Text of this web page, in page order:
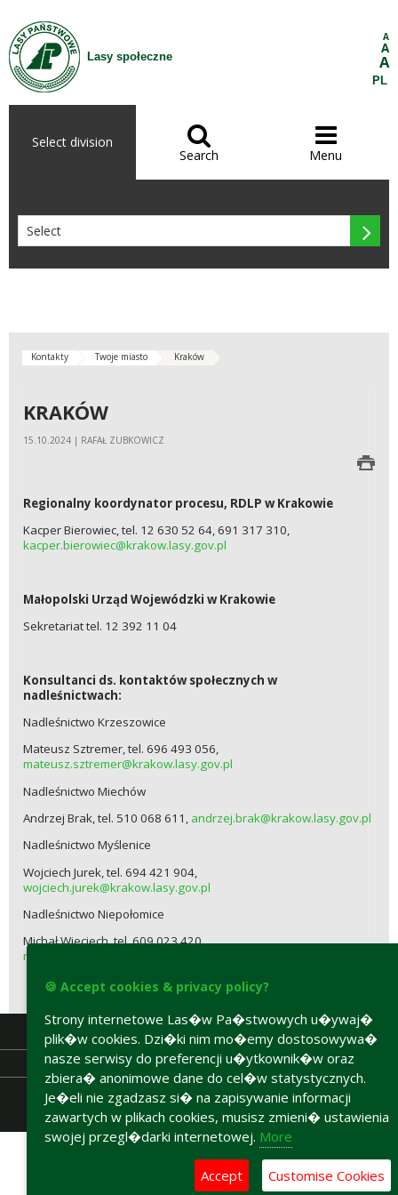
Skip to Content
Lasy społeczne
A
A
A
PL
Select division 
Search

Menu

Kontakty Twoje miasto Kraków
KRAKÓW
15.10.2024 | RAFAŁ ZUBKOWICZ
Regionalny koordynator procesu, RDLP w Krakowie
Kacper Bierowiec, tel. 12 630 52 64, 691 317 310,
kacper.bierowiec@krakow.lasy.gov.pl
Małopolski Urząd Wojewódzki w Krakowie
Sekretariat tel. 12 392 11 04
Konsultanci ds. kontaktów społecznych w
nadleśnictwach:
Nadleśnictwo Krzeszowice
Mateusz Sztremer, tel. 696 493 056,
mateusz.sztremer@krakow.lasy.gov.pl
Nadleśnictwo Miechów
Andrzej Brak, tel. 510 068 611, andrzej.brak@krakow.lasy.gov.pl
Nadleśnictwo Myślenice
Wojciech Jurek, tel. 694 421 904,
wojciech.jurek@krakow.lasy.gov.pl
Nadleśnictwo Niepołomice
Michał Wieciech, tel. 609 023 420,
michal.wieciech@krakow.lasy.gov.pl
Accesibility declaration
🍪 Accept cookies & privacy policy?
Strony internetowe Las�w Pa�stwowych u�ywaj�
plik�w cookies. Dzi�ki nim mo�emy dostosowywa�
nasze serwisy do preferencji u�ytkownik�w oraz
zbiera� anonimowe dane do cel�w statystycznych.
Je�eli nie zgadzasz si� na zapisywanie informacji
zawartych w plikach cookies, musisz zmieni� ustawienia
swojej przegl�darki internetowej. More
Accept Customise Cookies